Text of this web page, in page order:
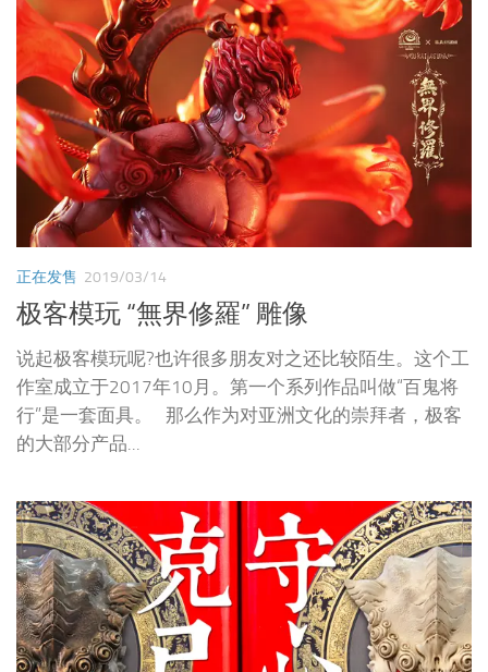
正在发售 2019/03/14
极客模玩 “無界修羅” 雕像
说起极客模玩呢?也许很多朋友对之还比较陌生。这个工
作室成立于2017年10月。第一个系列作品叫做“百鬼将
行”是一套面具。 那么作为对亚洲文化的崇拜者，极客
的大部分产品...